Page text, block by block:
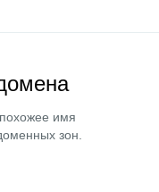
имя
зон.